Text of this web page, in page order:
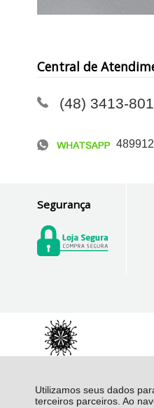
Utilizamos seus dados
terceiros parceiros. Ao
Central de
(48) 3413-
Segurança